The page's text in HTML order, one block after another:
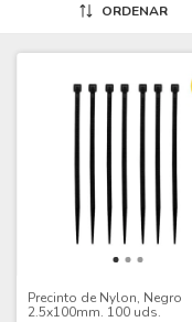
ORDENAR
Precinto de Nylon, Negro
2.5x100mm. 100 uds.